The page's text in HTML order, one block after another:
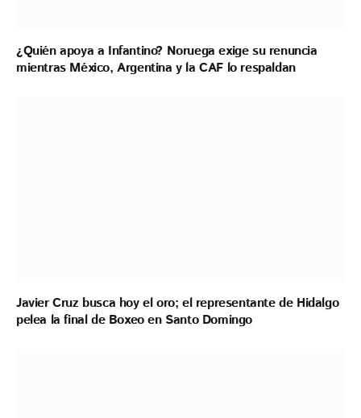
¿Quién apoya a Infantino? Noruega exige su renuncia
mientras México, Argentina y la CAF lo respaldan
Javier Cruz busca hoy el oro; el representante de Hidalgo
pelea la final de Boxeo en Santo Domingo